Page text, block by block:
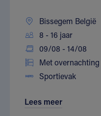
Bissegem België
8 - 16 jaar
09/08 - 14/08
Met overnachting
Sportievak
Lees meer